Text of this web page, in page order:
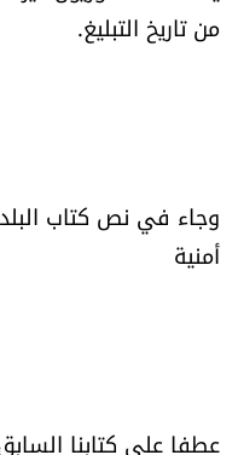
اقرأ تضحك
كاميرا
من تاريخ التبليغ.
وجاء في نص كتاب
أمنية